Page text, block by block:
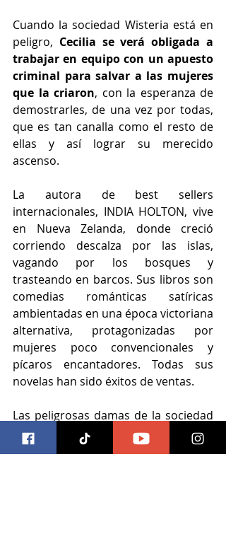
Cuando la sociedad Wisteria está en
peligro, Cecilia se verá obligada a
trabajar en equipo con un apuesto
criminal para salvar a las mujeres
que la criaron, con la esperanza de
demostrarles, de una vez por todas,
que es tan canalla como el resto de
ellas y así lograr su merecido
ascenso.
La autora de best sellers
internacionales, INDIA HOLTON, vive
en Nueva Zelanda, donde creció
corriendo descalza por las islas,
vagando por los bosques y
trasteando en barcos. Sus libros son
comedias románticas satíricas
ambientadas en una época victoriana
alternativa, protagonizadas por
mujeres poco convencionales y
pícaros encantadores. Todas sus
novelas han sido éxitos de ventas.
Las peligrosas damas de la sociedad
Wisteria fue uno de los libros más
leídos de The New York Times en